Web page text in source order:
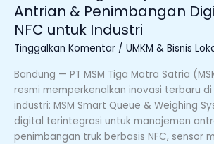
Antrian & Penimbangan
NFC untuk Industri
Tinggalkan Komentar / UMKM & Bisnis
Bandung — PT MSM Tiga Matra Satria
resmi memperkenalkan inovasi terbaru
industri: MSM Smart Queue & Weighing
digital terintegrasi untuk manajemen
penimbangan truk berbasis NFC, sensor
Industri